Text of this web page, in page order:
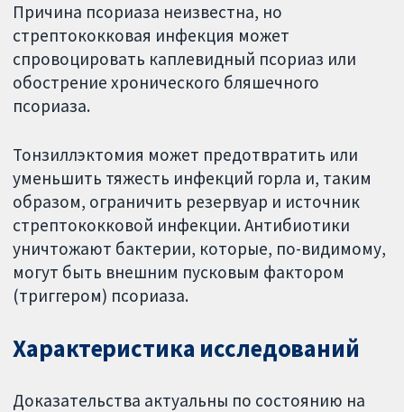
Причина псориаза неизвестна, но
стрептококковая инфекция может
спровоцировать каплевидный псориаз или
обострение хронического бляшечного
псориаза.
Тонзиллэктомия может предотвратить или
уменьшить тяжесть инфекций горла и, таким
образом, ограничить резервуар и источник
стрептококковой инфекции. Антибиотики
уничтожают бактерии, которые, по-видимому,
могут быть внешним пусковым фактором
(триггером) псориаза.
Характеристика исследований
Доказательства актуальны по состоянию на